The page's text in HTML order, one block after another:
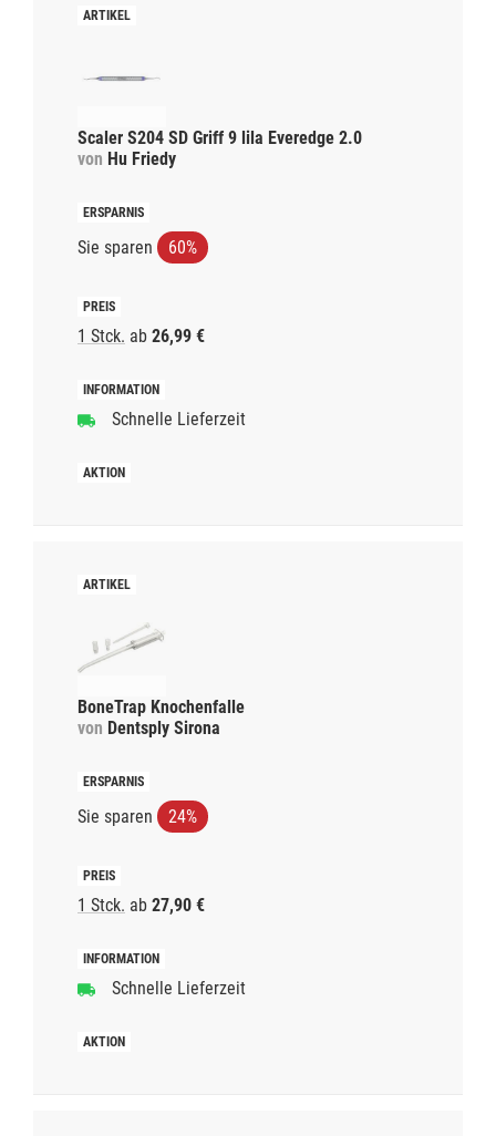
Scaler S204 SD Griff 9 lila Everedge 2.0
von Hu Friedy
Sie sparen 60%
1 Stck. ab 26,99 €
Schnelle Lieferzeit
BoneTrap Knochenfalle
von Dentsply Sirona
Sie sparen 24%
1 Stck. ab 27,90 €
Schnelle Lieferzeit